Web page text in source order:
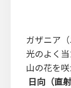
ガザニア
光のよく
山の花を
日向（直